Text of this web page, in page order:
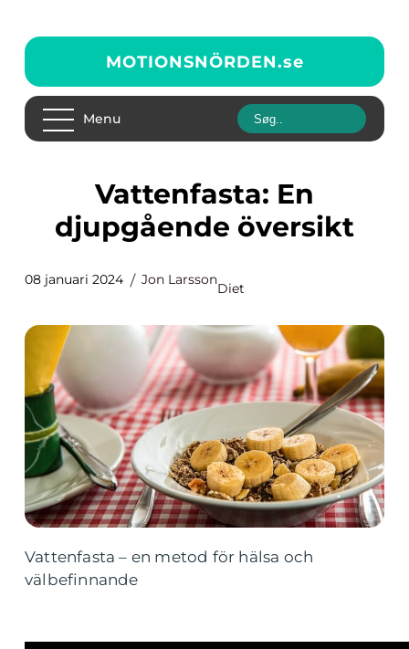
MOTIONSNÖRDEN.se
Menu
Vattenfasta: En
djupgående översikt
08 januari 2024 Jon Larsson
Diet
Vattenfasta – en metod för hälsa och
välbefinnande